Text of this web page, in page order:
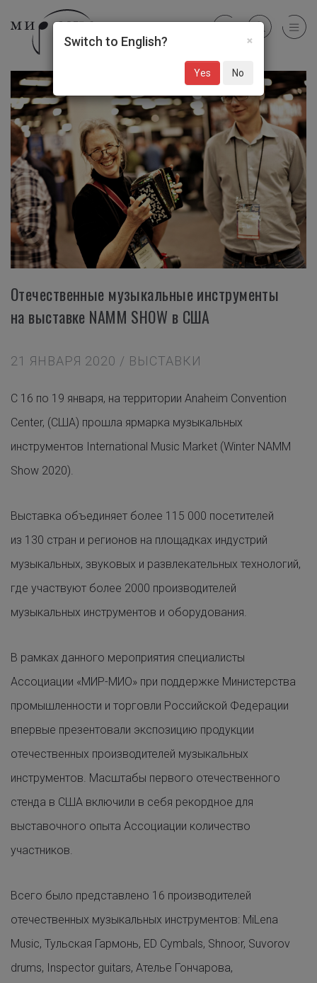
Отечественные музыкальные инструменты
на выставке NAMM SHOW в США
21 ЯНВАРЯ 2020 / ВЫСТАВКИ
C 16 по 19 января, на территории Anaheim Convention
Center, (США) прошла ярмарка музыкальных
инструментов International Music Market (Winter NAMM
Show 2020).
Выставка объединяет более 115 000 посетителей
из 130 стран и регионов на площадках индустрий
музыкальных, звуковых и развлекательных технологий,
где участвуют более 2000 производителей
музыкальных инструментов и оборудования.
В рамках данного мероприятия специалисты
Ассоциации «МИР-МИО» при поддержке Министерства
промышленности и торговли Российской Федерации
впервые презентовали экспозицию продукции
отечественных производителей музыкальных
инструментов. Масштабы первого отечественного
стенда в США включили в себя рекордное для
выставочного опыта Ассоциации количество
участников.
Всего было представлено 16 производителей
отечественных музыкальных инструментов: MiLena
Music, Тульская Гармонь, ED Cymbals, Shnoor, Suvorov
drums, Inspector guitars, Ателье Гончарова,
×
Switch to English?
Yes No